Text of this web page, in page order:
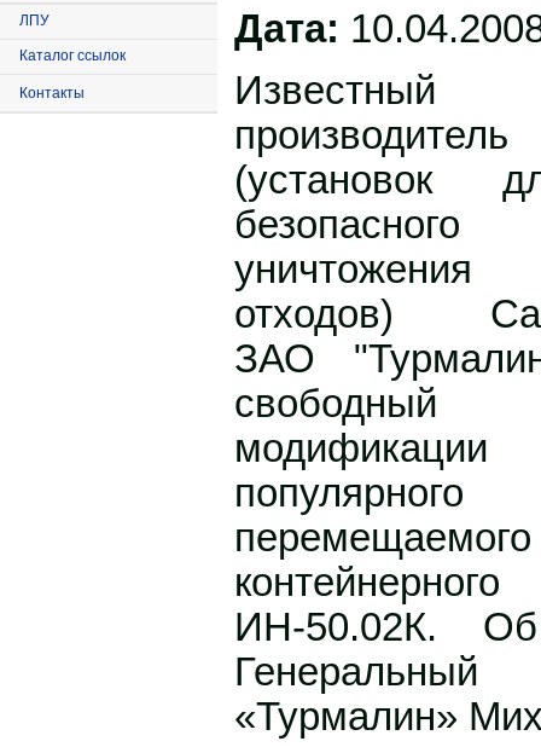
ЛПУ
Каталог ссылок
Контакты
Дата:
(установок
уничтожения
отходов)
ЗАО
свободный
ИН-50.02К.
«Турмалин»